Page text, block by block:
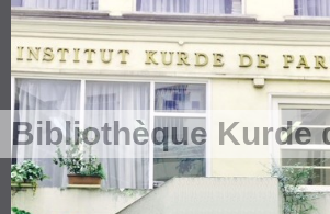
Bibliothèque Kurde